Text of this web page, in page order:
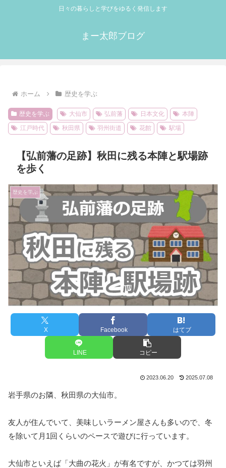
日々の暮らしと学びをゆるく発信します
まー太郎ブログ
ホーム 歴史を学ぶ
歴史を学ぶ 大仙市 弘前藩 日本文化
本陣
江戸時代
秋田県 羽州街道 花館 駅場
【弘前藩の足跡】秋田に残る本陣と駅場跡
を歩く
歴史を学ぶ
X Facebook はてブ
LINE コピー
2023.06.20 2025.07.08
岩手県のお隣、秋田県の大仙市。
友人が住んでいて、美味しいラーメン屋さんも多いので、冬
を除いて月1回くらいのペースで遊びに行っています。
大仙市といえば「大曲の花火」が有名ですが、かつては羽州